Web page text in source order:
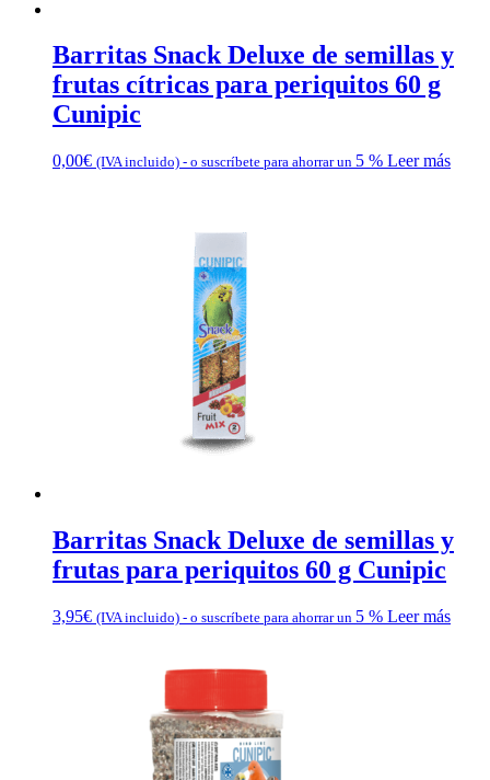
Barritas Snack Deluxe de semillas y
frutas cítricas para periquitos 60 g
Cunipic
0,00€ (IVA incluido) - o suscríbete para ahorrar un 5 % Leer más
Barritas Snack Deluxe de semillas y
frutas para periquitos 60 g Cunipic
3,95€ (IVA incluido) - o suscríbete para ahorrar un 5 % Leer más